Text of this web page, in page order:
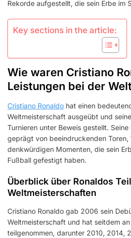
Rekorde aufgestellt, die sein Erbe im
Key sections in the article:
Wie waren Cristiano
Leistungen bei der
Cristiano Ronaldo hat einen
Weltmeisterschaft ausgeübt und
Turnieren unter Beweis gestellt.
geprägt von beeindruckenden Toren,
denkwürdigen Momenten, die sein
Fußball gefestigt haben.
Überblick über Ronaldos
Weltmeisterschaften
Cristiano Ronaldo gab 2006 sein
Weltmeisterschaft und hat seitdem
teilgenommen, darunter 2010, 2014,